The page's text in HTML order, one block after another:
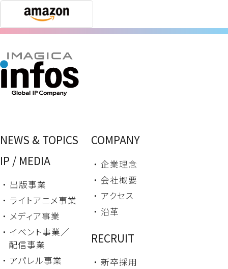
NEWS & TOPICS
IP / MEDIA
・ 出版事業
・ ライトアニメ事業
・ メディア事業
・ イベント事業／
配信事業
・ アパレル事業
COMPANY
・ 企業理念
・ 会社概要
・ アクセス
・ 沿革
RECRUIT
・ 新卒採用